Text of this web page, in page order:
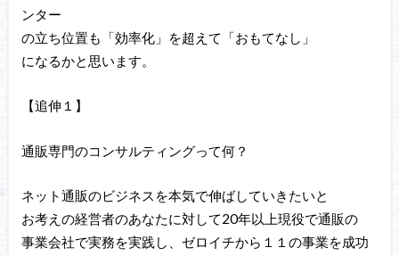
ンター
の立ち位置も「効率化」を超えて「おもてなし」
になるかと思います。
【追伸１】
通販専門のコンサルティングって何？
ネット通販のビジネスを本気で伸ばしていきたいと
お考えの経営者のあなたに対して20年以上現役で通販の
事業会社で実務を実践し、ゼロイチから１１の事業を成功